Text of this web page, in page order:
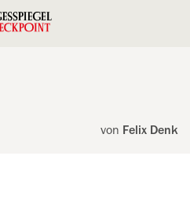
von Felix Denk